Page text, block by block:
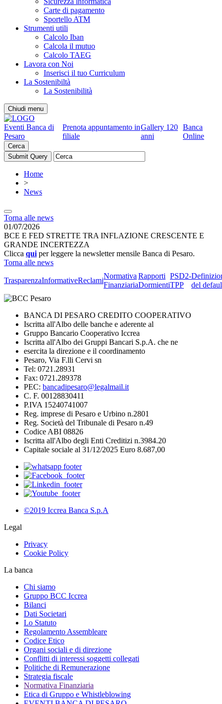
Carte di pagamento
Sportello ATM
Strumenti utili
Calcolo Iban
Calcola il mutuo
Calcolo TAEG
Lavora con Noi
Inserisci il tuo Curriculum
La Sostenibiltà
La Sostenibilità
Chiudi menu
Eventi Banca di
Pesaro
Prenota appuntamento in
filiale
Gallery 120
anni
Banca
Online
Cerca
Home
>
News
Torna alle news
01/07/2026
BCE E FED STRETTE TRA INFLAZIONE CRESCENTE E
GRANDE INCERTEZZA
Clicca qui per leggere la newsletter mensile Banca di Pesaro.
Torna alle news
TrasparenzaInformativeReclami
Normativa
Finanziaria
Rapporti
Dormienti
PSD2-
TPP
del
BANCA DI PESARO CREDITO COOPERATIVO
Iscritta all'Albo delle banche e aderente al
Gruppo Bancario Cooperativo Iccrea
Iscritta all'Albo dei Gruppi Bancari S.p.A. che ne
esercita la direzione e il coordinamento
Pesaro, Via F.lli Cervi sn
Tel: 0721.28931
Fax: 0721.289378
PEC: bancadipesaro@legalmail.it
C. F. 00128830411
P.IVA 15240741007
Reg. imprese di Pesaro e Urbino n.2801
Reg. Società del Tribunale di Pesaro n.49
Codice ABI 08826
Iscritta all'Albo degli Enti Creditizi n.3984.20
Capitale sociale al 31/12/2025 Euro 8.687,00
©2019 Iccrea Banca S.p.A
Legal
Privacy
Cookie Policy
La banca
Chi siamo
Gruppo BCC Iccrea
Bilanci
Dati Societari
Lo Statuto
Regolamento Assembleare
Codice Etico
Organi sociali e di direzione
Conflitti di interessi soggetti collegati
Politiche di Remunerazione
Strategia fiscale
Normativa Finanziaria
Etica di Gruppo e Whistleblowing